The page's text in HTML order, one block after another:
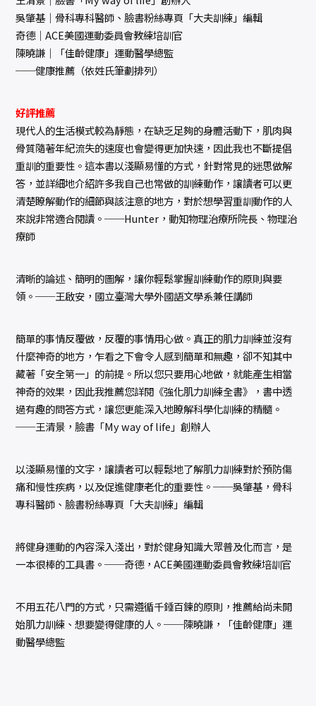
吳肇基｜骨科專科醫師、臉書粉絲專頁「大夫訓練」編輯
奇德｜ACE美國運動委員會教練培訓官
陳曉謙｜「佳齡健康」運動醫學總監
──健康推薦（依姓氏筆劃排列）
好評推薦
現代人的生活模式較為靜態，在缺乏足夠的身體活動下，肌肉與
骨質隨著年紀流失的速度也會變得更加快速，因此我也不斷提倡
重訓的重要性。這本書以淺顯易懂的方式，針對常見的迷思做解
答，並詳細地介紹許多我自己也常做的訓練動作，讓讀者可以更
清楚瞭解動作的細節與該注意的地方，對於想學習重訓動作的人
來說非常適合閱讀。──Hunter，動知物理治療所院長、物理治
療師
清晰的論述、簡明的圖解，讓你輕鬆掌握訓練動作的原則與要
領。──王啟安，國立臺灣大學外國語文學系兼任講師
簡單的事情反覆做，反覆的事情用心做。真正的肌力訓練並沒有
什麼神奇的地方，乍看之下會令人感到簡單和無趣，卻不知其中
藏著「安全第一」的前提。所以您只要用心地做，就能產生相當
神奇的效果，因此我推薦您詳閱《強化肌力訓練全書》，書中透
過有趣的問答方式，讓您更能深入地瞭解科學化訓練的精髓。
──王清景，臉書「My way of life」創辦人
以淺顯易懂的文字，讓讀者可以輕鬆地了解肌力訓練對於預防傷
痛和慢性疾病，以及促進健康老化的重要性。──吳肇基，骨科
專科醫師、臉書粉絲專頁「大夫訓練」編輯
將健身運動的內容深入淺出，對於健身知識大眾普及化而言，是
一本很棒的工具書。──奇德，ACE美國運動委員會教練培訓官
不用五花八門的方式，只需遵循千錘百鍊的原則，推薦給尚未開
始肌力訓練、想要變得健康的人。──陳曉謙，「佳齡健康」運
動醫學總監